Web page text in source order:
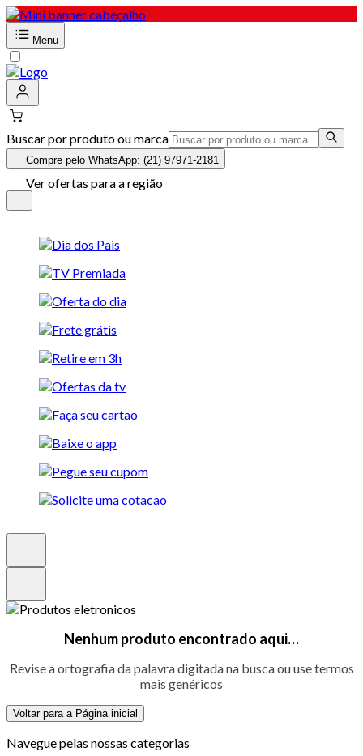
Menu
Buscar por produto ou marca
Compre pelo WhatsApp: (21) 97971-2181
Ver ofertas para a região
Nenhum produto encontrado aqui…
Revise a ortografia da palavra digitada na busca ou use termos
mais genéricos
Voltar para a Página inicial
Navegue pelas nossas categorias